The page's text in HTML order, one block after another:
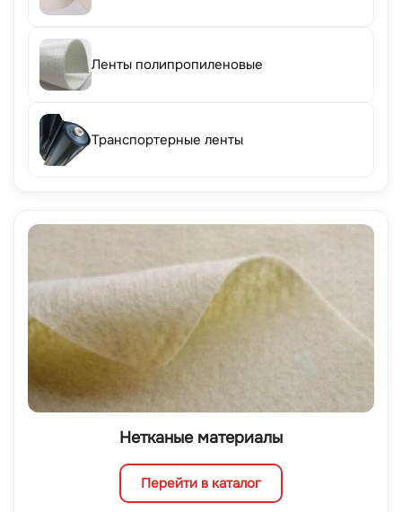
Ленты полипропиленовые
Транспортерные ленты
Нетканые материалы
Перейти в каталог